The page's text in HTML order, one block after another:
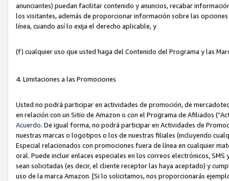
anunciantes) puedan facilitar contenido y anuncios, recabar
los visitantes, además de proporcionar información sobre las
línea, cuando así lo exija el derecho aplicable, y
(f) cualquier uso que usted haga del Contenido del Programa y las
4. Limitaciones a las Promociones
Usted no podrá participar en actividades de promoción, de
en relación con un Sitio de Amazon o con el Programa de Afiliados
Acuerdo. De igual forma, no podrá participar en Actividades de
nuestras marcas o logotipos o los de nuestras filiales (incluyendo
Especial relacionados con promociones fuera de línea en cualquier
oral. Puede incluir enlaces especiales en los correos electrónicos,
sean solicitadas (es decir, el cliente receptor las haya aceptado) y
uso de la marca Amazon. [Si lo solicitamos, nos proporcionarás